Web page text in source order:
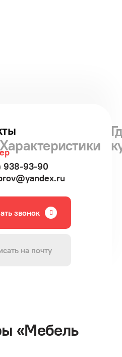
Характеристики
938-93-90
звонок
на почту
«Мебель